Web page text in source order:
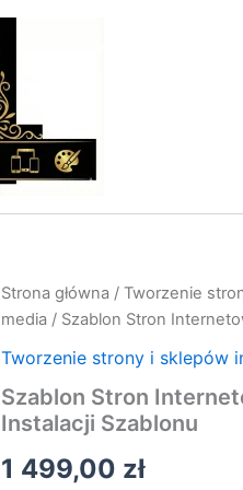
Strona główna / Tworzenie
media / Szablon Stron
Tworzenie strony i sklepów
Szablon Stron
Instalacji Szablonu
1 499,00 zł
ilość
Szablon
Internetowych
Usługa
Wyboru
Instalacji